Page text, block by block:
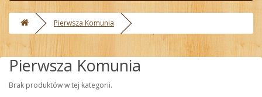
Pierwsza Komunia
Pierwsza Komunia
Brak produktów w tej kategorii.